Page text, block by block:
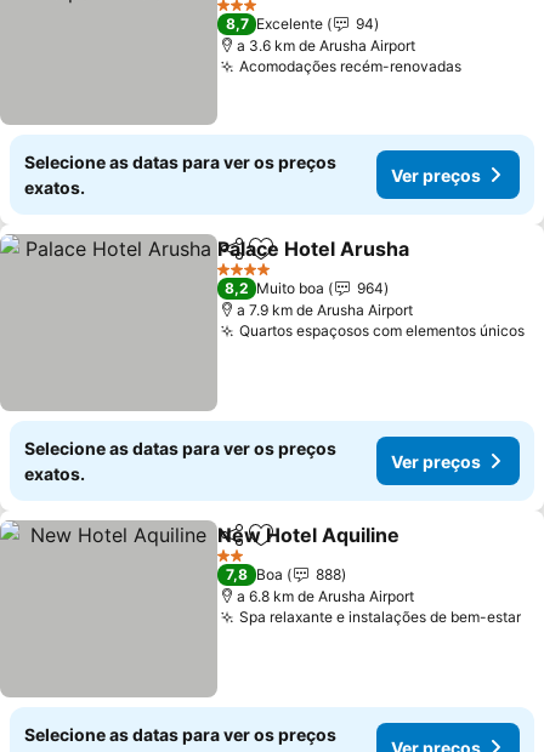
3 Estrelas
8,7 Excelente
94
a 3.6 km de Arusha Airport
Acomodações recém-renovadas
Selecione as datas para ver os preços
exatos.
Ver preços
PartilharAdicionar aos favoritos
Palace Hotel Arusha
4 Estrelas
8,2 Muito boa
964
a 7.9 km de Arusha Airport
Quartos espaçosos com elementos únicos
Selecione as datas para ver os preços
exatos.
Ver preços
PartilharAdicionar aos favoritos
New Hotel Aquiline
2 Estrelas
7,8 Boa
888
a 6.8 km de Arusha Airport
Spa relaxante e instalações de bem-estar
Selecione as datas para ver os preços
Ver preços